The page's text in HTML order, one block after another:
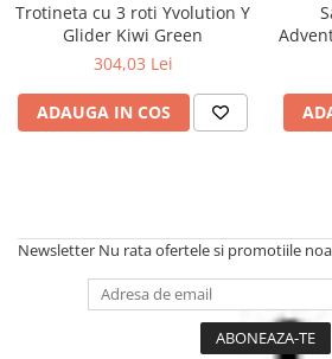
Trotineta cu 3 roti Yvolution Y
Glider Kiwi Green
304,03 Lei
ADAUGA IN COS
Newsletter Nu rata ofertele si promotiile